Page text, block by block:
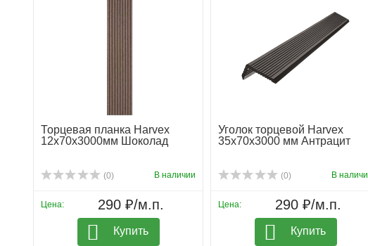
Торцевая планка Harvex
12х70х3000мм Шоколад
(0) В наличии
Цена: 290 ₽/м.п.
Купить
Уголок торцевой Harvex
35х70х3000 мм Антрацит
(0) В
Цена: 290 ₽/м.п.
Купить